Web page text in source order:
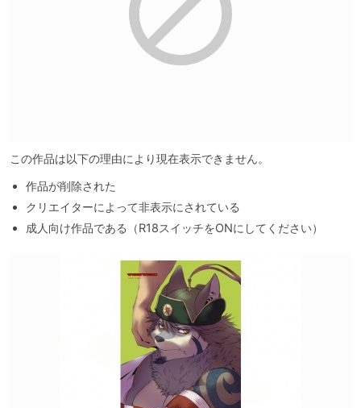
この作品は以下の理由により現在表示できません。
作品が削除された
クリエイターによって非表示にされている
成人向け作品である（R18スイッチをONにしてください）